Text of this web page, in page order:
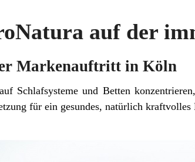
auf der
Markenauftritt in Köln
Schlafsysteme und Betten
für ein gesundes, natürlich